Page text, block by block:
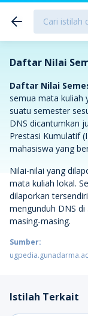
Daftar Nilai
Daftar Nilai
semua mata kuliah
suatu semester
DNS dicantumkan
Prestasi Kumulatif
mahasiswa yang
Nilai-nilai yang
mata kuliah lokal.
dilaporkan
mengunduh DNS
masing-masing.
Sumber:
Istilah Terkait